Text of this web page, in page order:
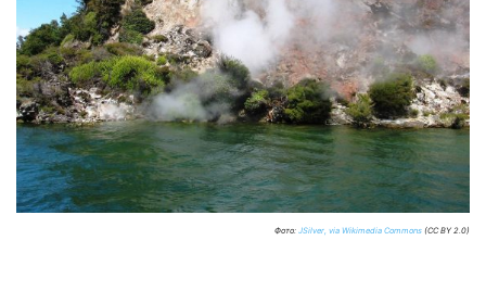
Фото: JSilver, via Wikimedia Commons (CC BY 2.0)